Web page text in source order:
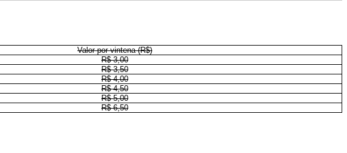
Valor por vintena (R$)
R$ 3,00
R$ 3,50
R$ 4,00
R$ 4,50
R$ 5,00
R$ 6,50